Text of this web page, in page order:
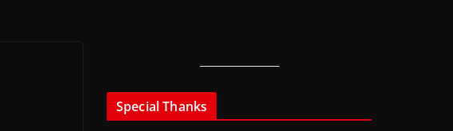
Special Thanks